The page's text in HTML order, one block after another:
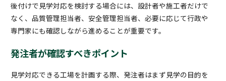
後付けで見学対応を検討する場合には、設計者や施工者だけで
なく、品質管理担当者、安全管理担当者、必要に応じて行政や
専門家にも確認しながら進めることが重要です。
発注者が確認すべきポイント
見学対応できる工場を計画する際、発注者はまず見学の目的を